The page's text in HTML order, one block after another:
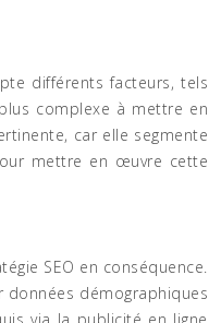
différents facteurs, tels
complexe à mettre en
car elle segmente
mettre en œuvre cette
SEO en conséquence.
données démographiques